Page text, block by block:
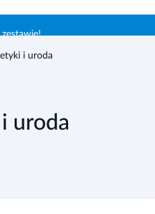
i uroda
uroda